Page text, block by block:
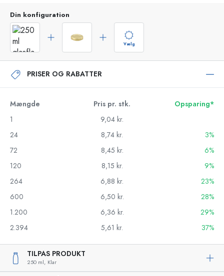
Din konfiguration
Vælg
PRISER OG RABATTER
Mængde Pris pr. stk.
Opsparing*
1
9,04 kr.
24
8,74 kr.
3%
72
8,45 kr.
6%
120
8,15 kr.
9%
264
6,88 kr.
23%
600
6,50 kr.
28%
1.200
6,36 kr.
29%
2.394
5,61 kr. 37%
TILPAS PRODUKT
250 ml, Klar